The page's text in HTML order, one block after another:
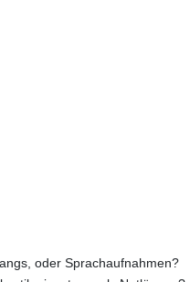
oder Sprachaufnahmen?